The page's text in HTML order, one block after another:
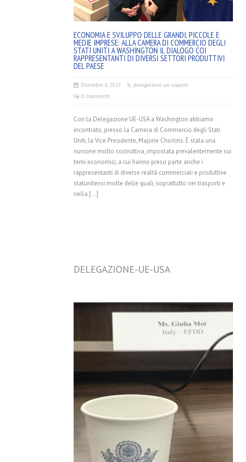
ECONOMIA E SVILUPPO DELLE GRANDI, PICCOLE E
MEDIE IMPRESE: ALLA CAMERA DI COMMERCIO DEGLI
STATI UNITI A WASHINGTON IL DIALOGO COI
RAPPRESENTANTI DI DIVERSI SETTORI PRODUTTIVI
DEL PAESE
Dicembre 6, 2017 delegazione-ue-usapmi
0 Commenti
Con la Delegazione UE-USA a Washington abbiamo
incontrato, presso la Camera di Commercio degli Stati
Uniti, la Vice Presidente, Majorie Chorlins. È stata una
riunione molto costruttiva, impostata prevalentemente sui
temi economici, a cui hanno preso parte anche i
rappresentanti di diverse realtà commerciali e produttive
statunitensi molte delle quali, soprattutto nei trasporti e
nella […]
DELEGAZIONE-UE-USA